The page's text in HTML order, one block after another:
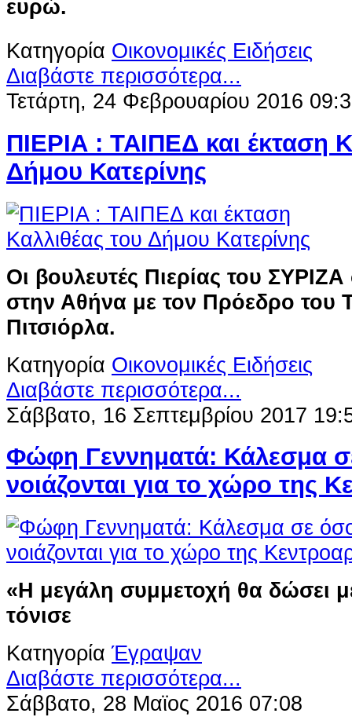
ευρώ.
Κατηγορία Οικονομικές Ειδήσεις
Διαβάστε περισσότερα...
Τετάρτη, 24 Φεβρουαρίου 2016
ΠΙΕΡΙΑ : ΤΑΙΠΕΔ και έκταση
Δήμου Κατερίνης
Οι βουλευτές Πιερίας του
στην Αθήνα με τον Πρόεδρο του
Πιτσιόρλα.
Κατηγορία Οικονομικές Ειδήσεις
Διαβάστε περισσότερα...
Σάββατο, 16 Σεπτεμβρίου 2017
Φώφη Γεννηματά: Κάλεσμα
νοιάζονται για το χώρο της
«Η μεγάλη συμμετοχή θα δώσει
τόνισε
Κατηγορία Έγραψαν
Διαβάστε περισσότερα...
Σάββατο, 28 Μαϊος 2016 07:08